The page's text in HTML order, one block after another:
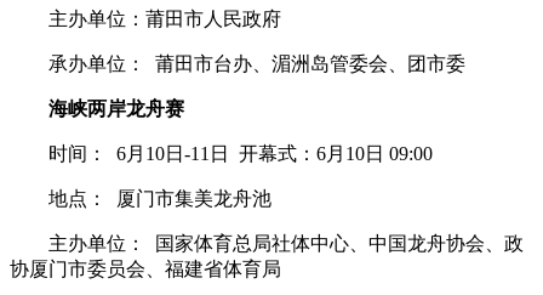
主办单位：莆田市人民政府
承办单位： 莆田市台办、湄洲岛管委会、团市委
海峡两岸龙舟赛
时间： 6月10日-11日 开幕式：6月10日 09:00
地点： 厦门市集美龙舟池
主办单位： 国家体育总局社体中心、中国龙舟协会、政
协厦门市委员会、福建省体育局